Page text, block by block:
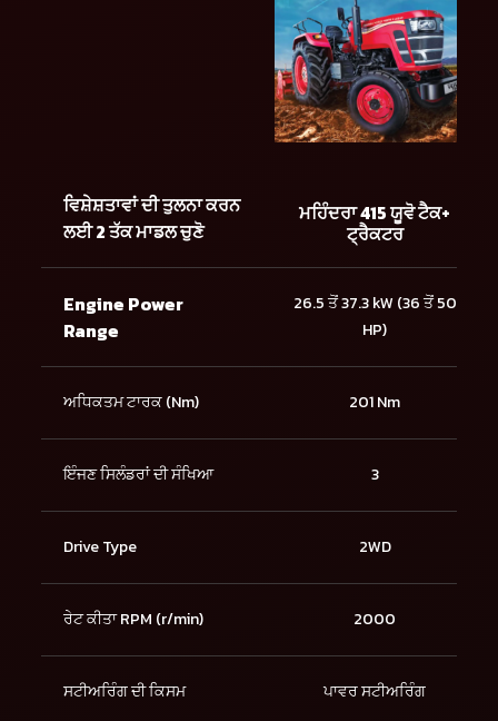
ਵਿਸ਼ੇਸ਼ਤਾਵਾਂ ਦੀ ਤੁਲਨਾ ਕਰਨ
ਲਈ 2 ਤੱਕ ਮਾਡਲ ਚੁਣੋ
ਮਹਿੰਦਰਾ 415 ਯੂਵੋ ਟੈਕ+
ਟ੍ਰੈਕਟਰ
Engine Power
Range
26.5 ਤੋਂ 37.3 kW (36 ਤੋਂ 50
HP)
ਅਧਿਕਤਮ ਟਾਰਕ (Nm) 201 Nm
ਇੰਜਣ ਸਿਲੰਡਰਾਂ ਦੀ ਸੰਖਿਆ 3
Drive Type 2WD
ਰੇਟ ਕੀਤਾ RPM (r/min) 2000
ਸਟੀਅਰਿੰਗ ਦੀ ਕਿਸਮ ਪਾਵਰ ਸਟੀਅਰਿੰਗ